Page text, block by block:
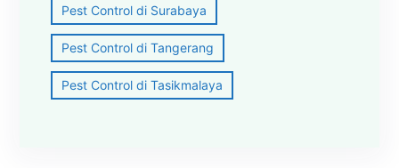
Pest Control di Surabaya
Pest Control di Tangerang
Pest Control di Tasikmalaya